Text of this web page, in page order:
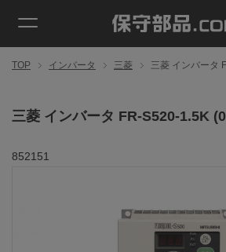
TOP インバータ 三菱 三菱 インバータ
三菱 インバータ FR-S520-1.5K
852151